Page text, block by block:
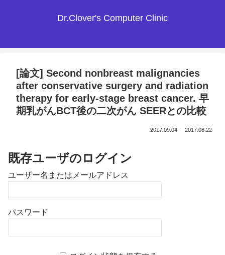
Dr.Clover's Computer Clinic
[論文] Second nonbreast malignancies
after conservative surgery and radiation
therapy for early-stage breast cancer. 早
期乳がんBCT後の二次がん SEERとの比較
2017.09.04 2017.08.22
既存ユーザのログイン
ユーザー名またはメールアドレス
パスワード